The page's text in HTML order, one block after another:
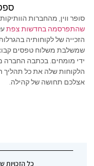
סופר ווין, מהחברות
שהתפרסמה בחדשות צפת
הזכייה של לקוחותיה
שמשלבת משלוח טפסים
ידי מומחים. בכתבה
הלקוחות שלה את כל תהליך
אצלכם תחושה של קהילה.
כל הזכויות